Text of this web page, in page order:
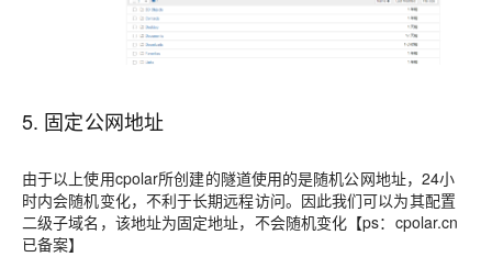
5. 固定公网地址
由于以上使用cpolar所创建的隧道使用的是随机公网地址，24小
时内会随机变化，不利于长期远程访问。因此我们可以为其配置
二级子域名，该地址为固定地址，不会随机变化【ps：cpolar.cn
已备案】